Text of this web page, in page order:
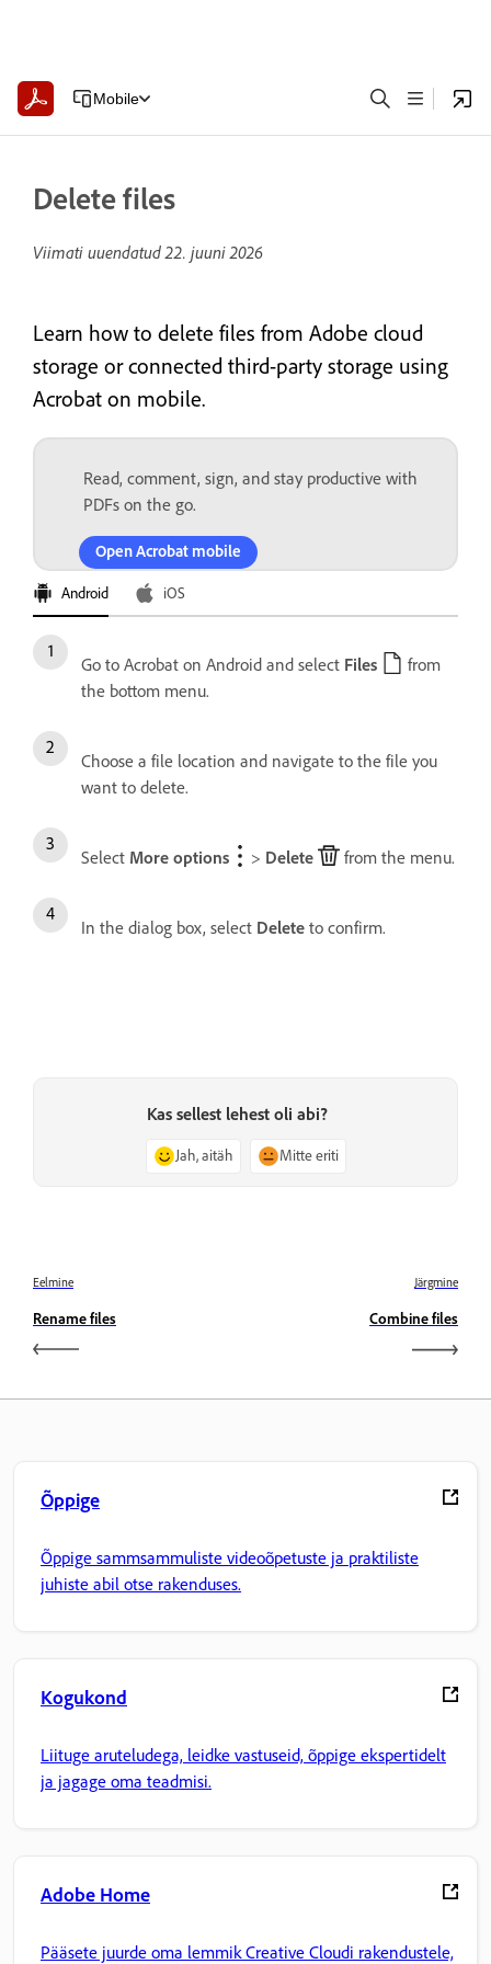
Mobile
Delete files
Viimati uuendatud22. juuni 2026
Learn how to delete files from Adobe cloud
storage or connected third-party storage using
Acrobat on mobile.
Read, comment, sign, and stay productive with
PDFs on the go.
Open Acrobat mobile
Android iOS
Go to Acrobat on Android and select Files
from
the bottom menu.
Choose a file location and navigate to the file you
want to delete.
Select More options > Delete from the menu.
In the dialog box, select Delete to confirm.
Kas sellest lehest oli abi?
Jah, aitäh Mitte eriti
Eelmine
Rename files
Järgmine
Combine files
Õppige
Õppige sammsammuliste videoõpetuste ja praktiliste
juhiste abil otse rakenduses.
Kogukond
Liituge aruteludega, leidke vastuseid, õppige ekspertidelt
ja jagage oma teadmisi.
Adobe Home
Pääsete juurde oma lemmik Creative Cloudi rakendustele,